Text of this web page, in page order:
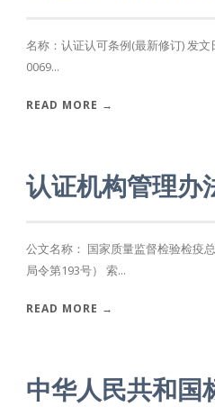
名称：认证认可条例(最新修订) 发文
0069...
READ MORE →
认证机构管理办
公文名称： 国家质量监督检验检疫
局令第193号） 索...
READ MORE →
中华人民共和国